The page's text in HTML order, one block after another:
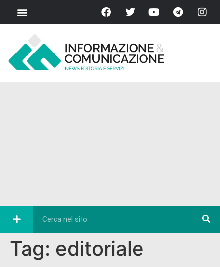
Tag: editoriale